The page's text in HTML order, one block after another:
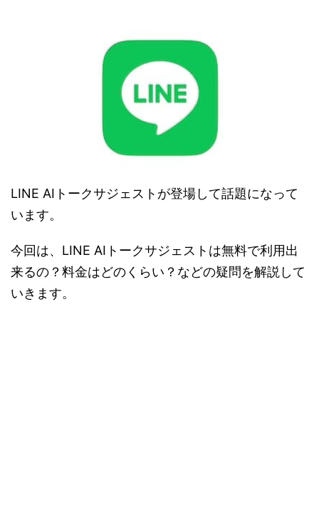
LINE AIトークサジェストが登場して話題になって
います。
今回は、LINE AIトークサジェストは無料で利用出
来るの？料金はどのくらい？などの疑問を解説して
いきます。